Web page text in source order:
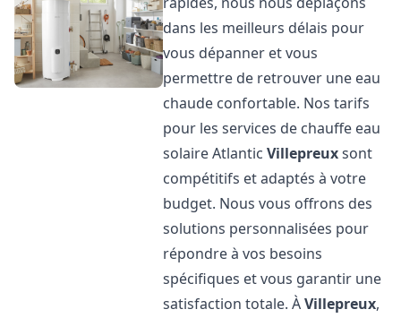
dans les meilleurs délais pour
vous dépanner et vous
permettre de retrouver une eau
chaude confortable. Nos tarifs
pour les services de chauffe eau
solaire AtlanticVillepreuxsont
compétitifs et adaptés à votre
budget. Nous vous offrons des
solutions personnalisées pour
répondre à vos besoins
spécifiques et vous garantir une
satisfaction totale. ÀVillepreux,